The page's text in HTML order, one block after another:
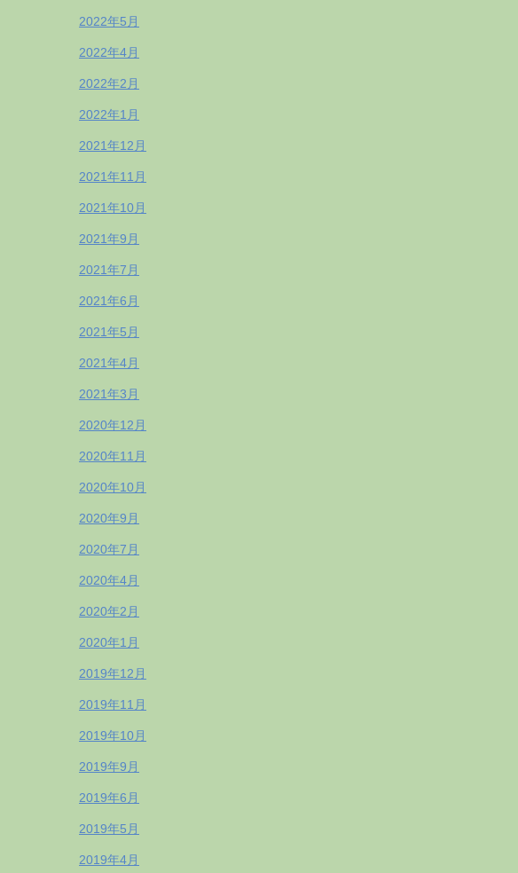
2022年5月
2022年4月
2022年2月
2022年1月
2021年12月
2021年11月
2021年10月
2021年9月
2021年7月
2021年6月
2021年5月
2021年4月
2021年3月
2020年12月
2020年11月
2020年10月
2020年9月
2020年7月
2020年4月
2020年2月
2020年1月
2019年12月
2019年11月
2019年10月
2019年9月
2019年6月
2019年5月
2019年4月